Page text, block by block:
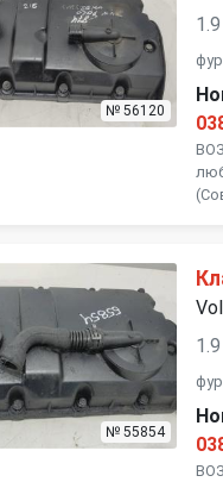
Mini
Peugeot
Volvo
№ 56120
№ 55854